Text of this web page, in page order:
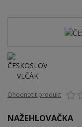
Ohodnotit produkt
NAŽEHLOVAČKA